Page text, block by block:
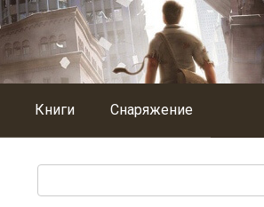
Книги Снаряжение